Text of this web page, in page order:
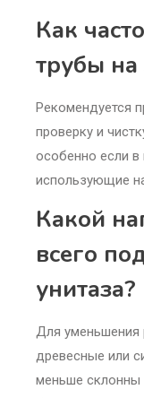
Как
трубы на
Рекомендуется
проверку и
особенно если
использующие
Какой
всего
унитаза?
Для уменьшения
древесные или
меньше склонны